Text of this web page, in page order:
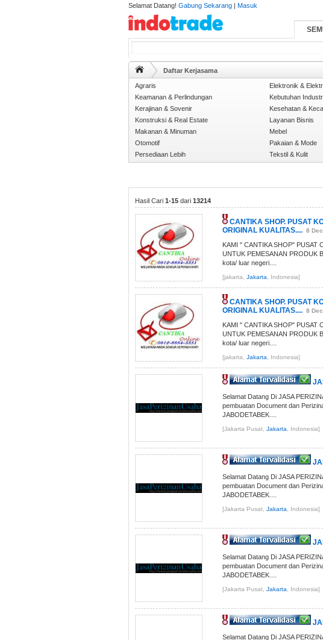
Selamat Datang! Gabung Sekarang | Masuk
Daftar Kerjasama
Agraris Elektronik &
Keamanan & Perlindungan
Kebutuhan
Kerajinan & Sovenir
Kesehatan &
Konstruksi & Real Estate
Layanan Bisnis
Makanan & Minuman
Mebel
Otomotif
Pakaian & Mode
Persediaan Lebih
Tekstil & Kulit
Hasil Cari 1-15 dari 13214
CANTIKA SHOP. PUSAT
ORIGINAL KUALITAS.... 8
KAMI " CANTIKA SHOP" PUSAT
UNTUK PEMESANAN PRODUK
kota/ luar negeri....
[jakarta, Jakarta , Indonesia]
CANTIKA SHOP. PUSAT
ORIGINAL KUALITAS.... 8
KAMI " CANTIKA SHOP" PUSAT
UNTUK PEMESANAN PRODUK
kota/ luar negeri....
[jakarta, Jakarta , Indonesia]
Selamat Datang Di JASA
pembuatan Document dan
JABODETABEK....
[Jakarta Pusat, Jakarta , Indonesia]
Selamat Datang Di JASA
pembuatan Document dan
JABODETABEK....
[Jakarta Pusat, Jakarta , Indonesia]
Selamat Datang Di JASA
pembuatan Document dan
JABODETABEK....
[Jakarta Pusat, Jakarta , Indonesia]
Selamat Datang Di JASA